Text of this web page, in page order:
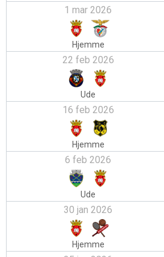
1 mar 2026
Hjemme
22 feb 2026
Ude
16 feb 2026
Hjemme
6 feb 2026
Ude
30 jan 2026
Hjemme